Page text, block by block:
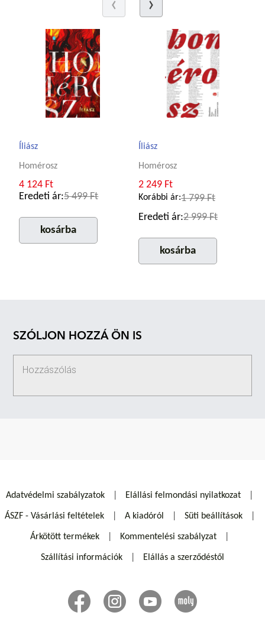
Íliász
Homérosz
4 124 Ft
Eredeti ár:5 499 Ft
kosárba
Íliász
Homérosz
2 249 Ft
Korábbi ár:1 799 Ft
Eredeti ár:2 999 Ft
kosárba
SZÓLJON HOZZÁ ÖN IS
Adatvédelmi szabályzatok Elállási felmondási nyilatkozat
ÁSZF - Vásárlási feltételek A kiadóról Süti beállítások
Árkötött termékek Kommentelési szabályzat
Szállítási információk Elállás a szerződéstől